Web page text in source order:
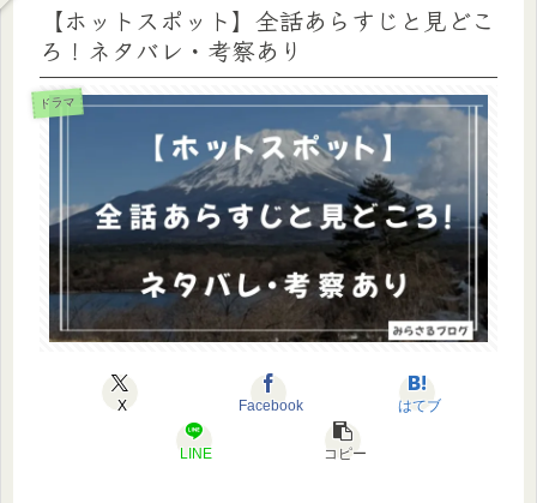
【ホットスポット】全話あらすじと見どこ
ろ！ネタバレ・考察あり
ドラマ
X Facebook はてブ
LINE コピー